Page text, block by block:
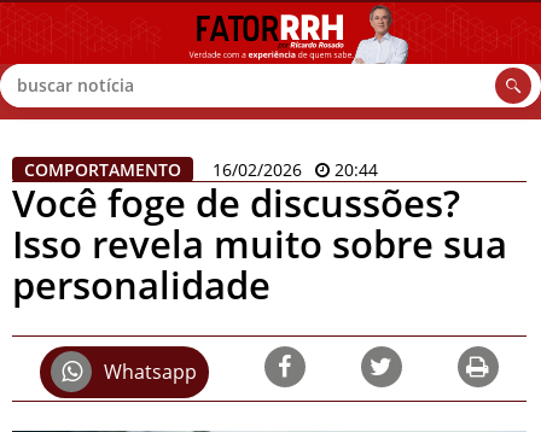
Buscar
COMPORTAMENTO 16/02/2026 20:44
Você foge de discussões?
Isso revela muito sobre sua
personalidade
Whatsapp